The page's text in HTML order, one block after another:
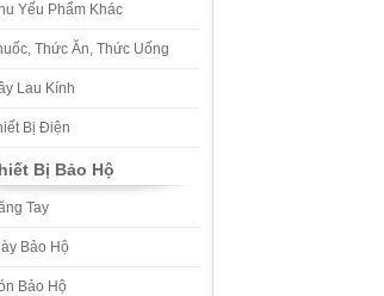
Yếu Phẩm Khác
Thức Ăn, Thức Uống
Lau Kính
Bị Điện
Bị Bảo Hộ
Tay
Bảo Hộ
Bảo Hộ